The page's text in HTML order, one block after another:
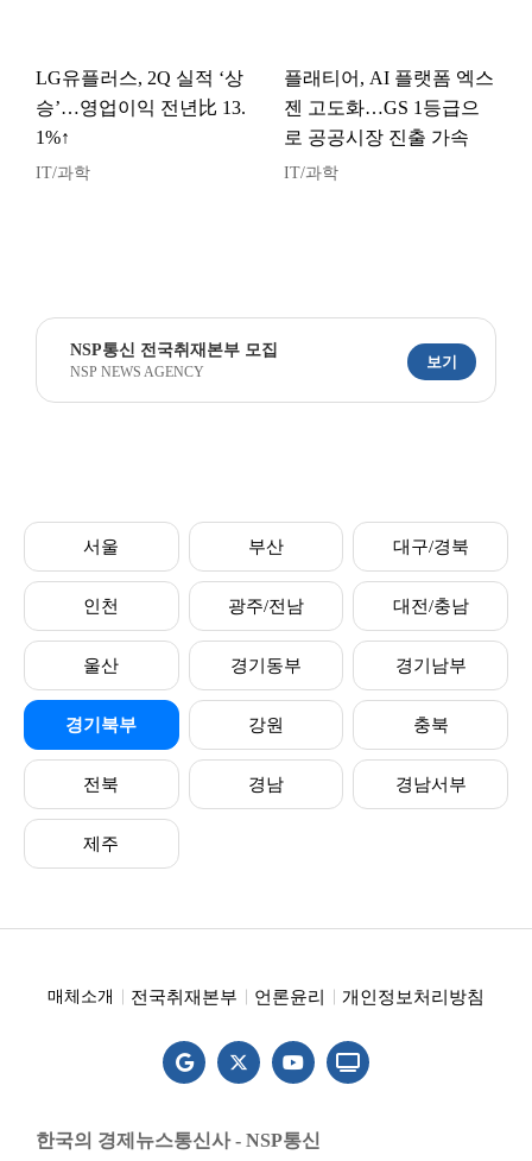
LG유플러스, 2Q 실적 ‘상
승’…영업이익 전년比 13.
1%↑
IT/과학
플래티어, AI 플랫폼 엑스
젠 고도화…GS 1등급으
로 공공시장 진출 가속
IT/과학
NSP통신 전국취재본부 모집
NSP NEWS AGENCY
보기
서울 부산 대구/경북
인천 광주/전남 대전/충남
울산 경기동부 경기남부
경기북부 강원 충북
전북 경남 경남서부
제주
매체소개 전국취재본부 언론윤리 개인정보처리방침
한국의 경제뉴스통신사 - NSP통신